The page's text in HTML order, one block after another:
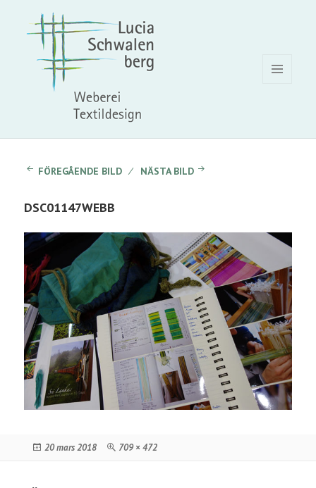
FÖREGÅENDE BILD NÄSTA BILD
DSC01147WEBB
Postat
20 mars 2018
Full
709 × 472